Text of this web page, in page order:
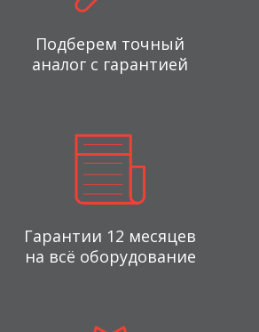
Подберем точный
аналог с гарантией
Гарантии 12 месяцев
на всё оборудование